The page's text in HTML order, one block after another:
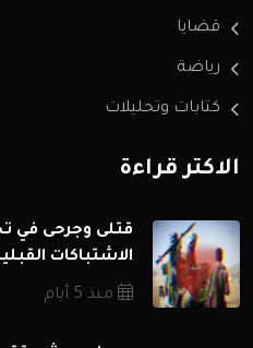
قضايا
رياضة
كتابات وتحليلات
الاكثر قراءة
قتلى وجرحى في
الاشتباكات
منذ 5 أيام